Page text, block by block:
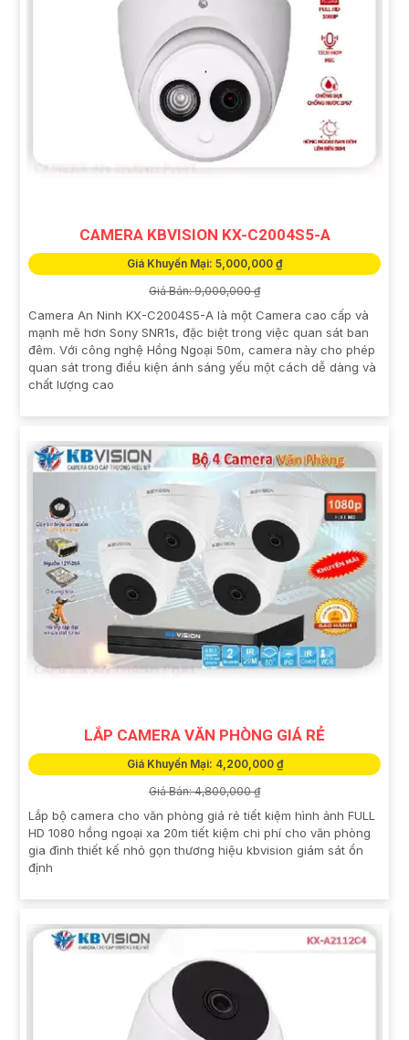
CAMERA KBVISION KX-C2004S5-A
Giá Khuyến Mại: 5,000,000 ₫
Giá Bán: 9,000,000 ₫
Camera An Ninh KX-C2004S5-A là một Camera cao cấp và
mạnh mẽ hơn Sony SNR1s, đặc biệt trong việc quan sát ban
đêm. Với công nghệ Hồng Ngoại 50m, camera này cho phép
quan sát trong điều kiện ánh sáng yếu một cách dễ dàng và
chất lượng cao
LẮP CAMERA VĂN PHÒNG GIÁ RẺ
Giá Khuyến Mại: 4,200,000 ₫
Giá Bán: 4,800,000 ₫
Lắp bộ camera cho văn phòng giá rẻ tiết kiệm hình ảnh FULL
HD 1080 hồng ngoại xa 20m tiết kiệm chi phí cho văn phòng
gia đình thiết kế nhỏ gọn thương hiệu kbvision giám sát ổn
định